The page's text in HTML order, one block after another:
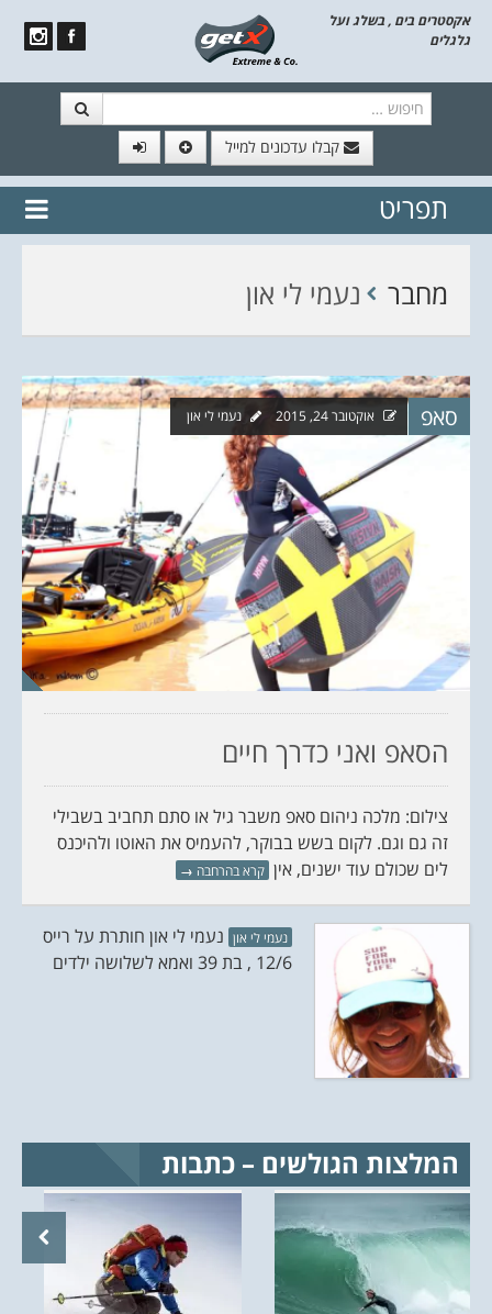
אקסטרים בים , בשלג ועל
גלגלים
קבלו עדכונים למייל
// הצטרף לרשימת תפוצה!
נשמח
לשלוח לך עדכונים חמים מהאתר
תפריט
דלג לתוכן
מחבר נעמי לי און
סאפ אוקטובר 24, 2015 נעמי לי און
הסאפ ואני כדרך חיים
צילום: מלכה ניהום סאפ משבר גיל או סתם תחביב בשבילי
זה גם וגם. לקום בשש בבוקר, להעמיס את האוטו ולהיכנס
לים שכולם עוד ישנים, אין קרא בהרחבה →
נעמי לי און נעמי לי און חותרת על רייס
12/6 , בת 39 ואמא לשלושה ילדים
המלצות הגולשים – כתבות